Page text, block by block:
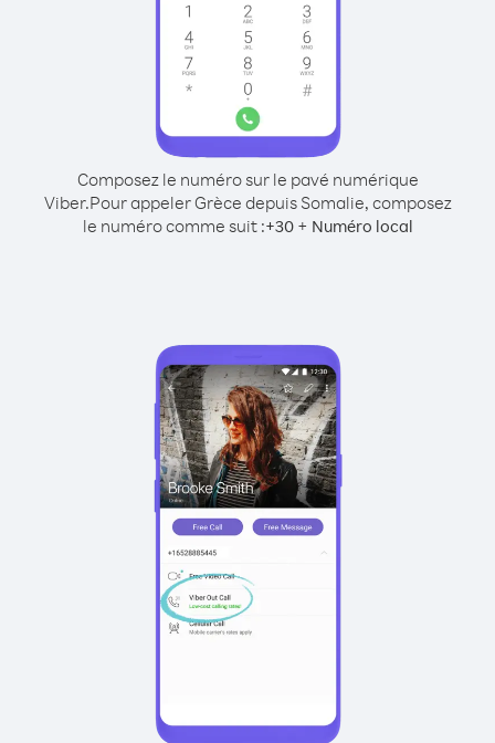
Composez le numéro sur le pavé numérique
Viber.Pour appeler Grèce depuis Somalie, composez
le numéro comme suit :+30+ Numéro local